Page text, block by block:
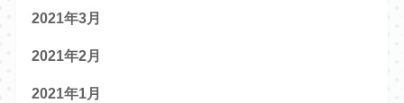
2021年3月
2021年2月
2021年1月